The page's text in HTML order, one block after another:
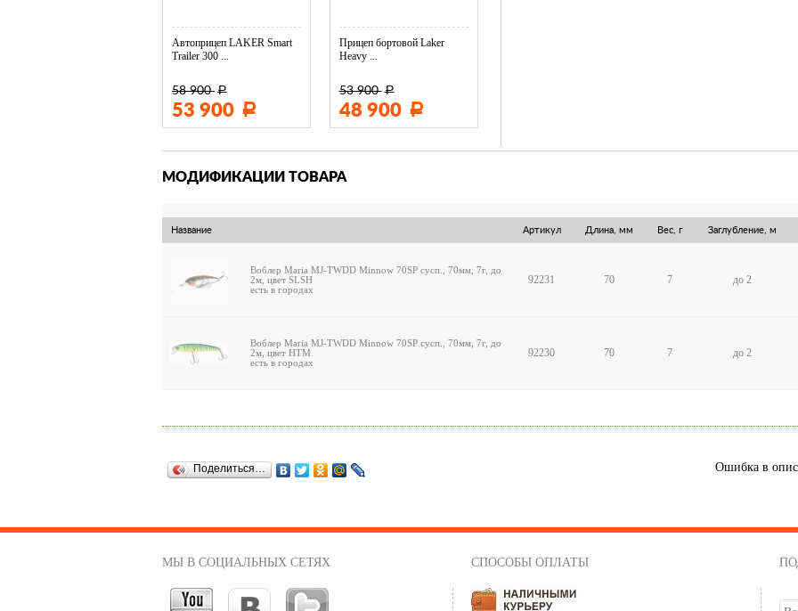
Автоприцеп LAKER Smart
Trailer 300 ...
58 900 Р
53 900 Р
Прицеп бортовой Laker
Heavy ...
53 900 Р
48 900 Р
МОДИФИКАЦИИ ТОВАРА
Название Артикул Длина, мм Вес, г Заглубление, м
Воблер Maria MJ-TWDD Minnow 70SP сусп., 70мм, 7г, до
2м, цвет SLSH
есть в городах
92231 70 7 до 2
Воблер Maria MJ-TWDD Minnow 70SP сусп., 70мм, 7г, до
2м, цвет HTM
есть в городах
92230 70 7 до 2
Ошибка в
Поделиться…
МЫ В СОЦИАЛЬНЫХ СЕТЯХ СПОСОБЫ ОПЛАТЫ